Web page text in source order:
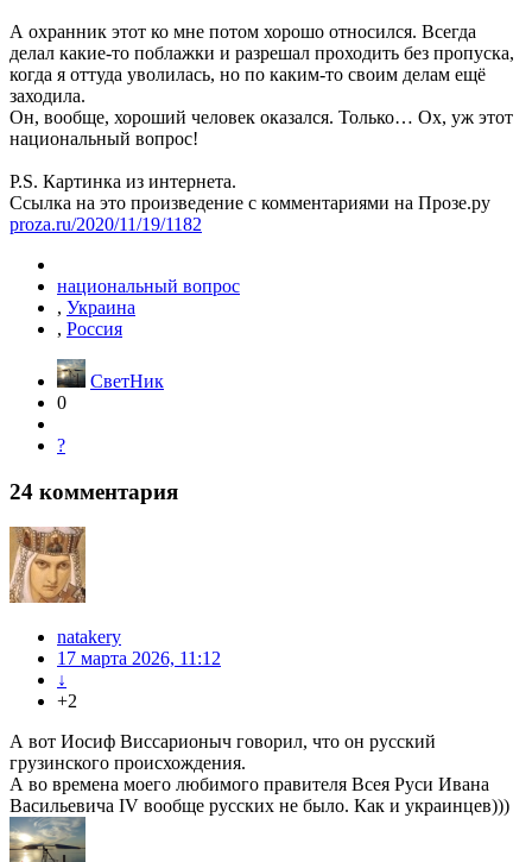
А охранник этот ко мне потом хорошо относился. Всегда
делал какие-то поблажки и разрешал проходить без пропуска,
когда я оттуда уволилась, но по каким-то своим делам ещё
заходила.
Он, вообще, хороший человек оказался. Только… Ох, уж этот
национальный вопрос!
P.S. Картинка из интернета.
Ссылка на это произведение с комментариями на Прозе.ру
proza.ru/2020/11/19/1182
национальный вопрос
, Украина
, Россия
СветНик
0
?
24 комментария
natakery
17 марта 2026, 11:12
↓
+2
А вот Иосиф Виссарионыч говорил, что он русский
грузинского происхождения.
А во времена моего любимого правителя Всея Руси Ивана
Васильевича IV вообще русских не было. Как и украинцев)))